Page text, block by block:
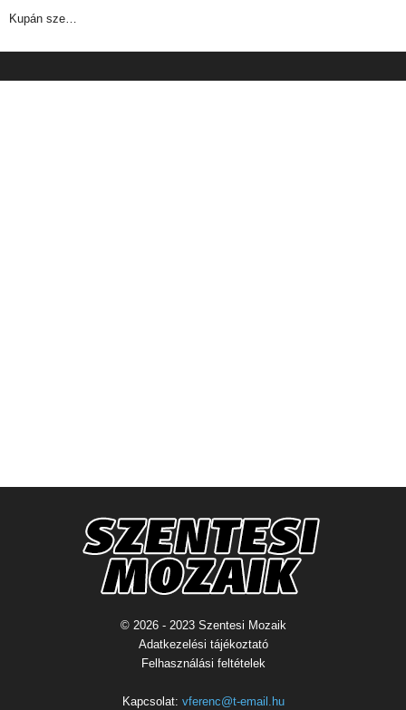
Kupán sze…
© 2026 - 2023 Szentesi Mozaik
Adatkezelési tájékoztató
Felhasználási feltételek
Kapcsolat: vferenc@t-email.hu